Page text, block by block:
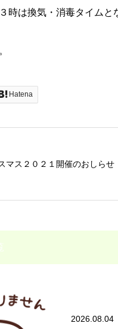
時は換気・消毒タイムと
Hatena
マス２０２１開催のおしらせ
2026.08.04